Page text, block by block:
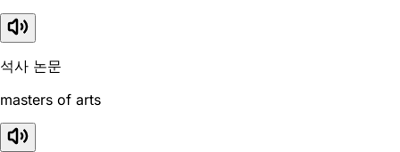
석사 논문
masters of arts